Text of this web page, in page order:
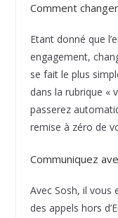
Comment
Etant donné que
engagement,
se fait le plus
dans la rubrique «
passerez
remise à zéro de
Communiquez
Avec Sosh, il vous
des appels hors